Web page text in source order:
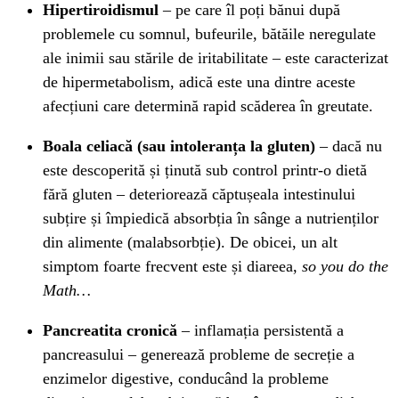
Hipertiroidismul – pe care îl poți bănui după
problemele cu somnul, bufeurile, bătăile neregulate
ale inimii sau stările de iritabilitate – este caracterizat
de hipermetabolism, adică este una dintre aceste
afecțiuni care determină rapid scăderea în greutate.
Boala celiacă (sau intoleranța la gluten) – dacă nu
este descoperită și ținută sub control printr-o dietă
fără gluten – deteriorează căptușeala intestinului
subțire și împiedică absorbția în sânge a nutrienților
din alimente (malabsorbție). De obicei, un alt
simptom foarte frecvent este și diareea, so you do the
Math…
Pancreatita cronică– inflamația persistentă a
pancreasului – generează probleme de secreție a
enzimelor digestive, conducând la probleme